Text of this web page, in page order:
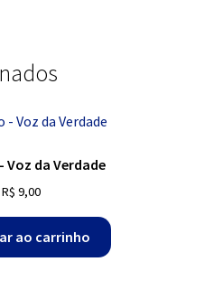
Voz da Verdade
R$ 9,00
ao carrinho